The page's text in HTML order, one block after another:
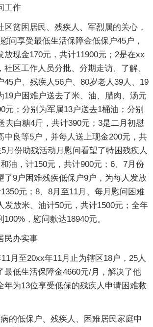
作
贫困居民、残疾人、军烈属的关心，
问享受最低生活保障金低保户45户，
放现金170元，共计11900元；2是在xx
区工作人员分批、分期走访、了解、
45户、残疾人56户、80岁老人39人、19
19户困难户送去了米、油、腊肉、汤元
元；分别为军属13户送去1桶油；分别
去白糖4斤，共计390元；3是二月初慰
中良等5户，并每人送上现金200元，共
月份助残活动月慰问看望了特困残疾人
油，计150元，共计900元；6、7月份
了9户困难残疾低保户9户，为每人发放
元；8、8月至11月、每月慰问困难
发放米、油计50元，共计1500元；全年
，慰问款达18940元。
办实事
至20xx年11月止为辖区18户，25人
最低生活保障金4660元/月，解决了他
年为13位享受低保的残疾人申请困难救
低保户、残疾人、困难居民家庭申